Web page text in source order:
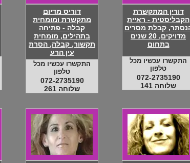
דורין המתקשרת
הקבליסטית - ראיית
קבלת מסרים
מדויקים, 20 שנים
בתחום
התקשרו עכשיו מכל
טלפון
072-2735190
שלוחה 141
דוריס מדיום
מתקשרת ומומחית
קבלה - פתיחה
בתהילים, מומחית
תקשור, קבלה, הסרת
עין הרע
התקשרו עכשיו מכל
טלפון
072-2735190
שלוחה 261